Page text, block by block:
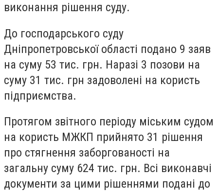
виконання рішення суду.
До господарського суду
Дніпропетровської області подано 9 заяв
на суму 53 тис. грн. Наразі 3 позови на
суму 31 тис. грн задоволені на користь
підприємства.
Протягом звітного періоду міським судом
на користь МЖКП прийнято 31 рішення
про стягнення заборгованості на
загальну суму 624 тис. грн. Всі виконавчі
документи за цими рішеннями подані до